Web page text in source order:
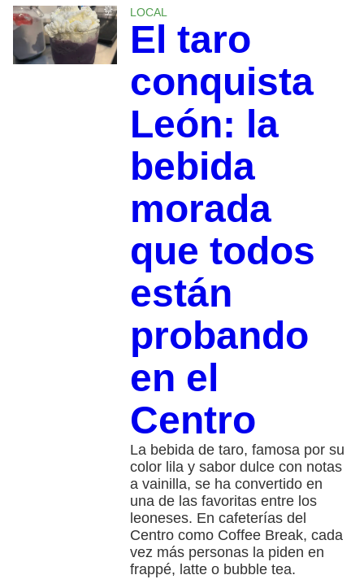
LOCAL
El taro
conquista
León: la
bebida
morada
que todos
están
probando
en el
Centro
La bebida de taro, famosa por su
color lila y sabor dulce con notas
a vainilla, se ha convertido en
una de las favoritas entre los
leoneses. En cafeterías del
Centro como Coffee Break, cada
vez más personas la piden en
frappé, latte o bubble tea.